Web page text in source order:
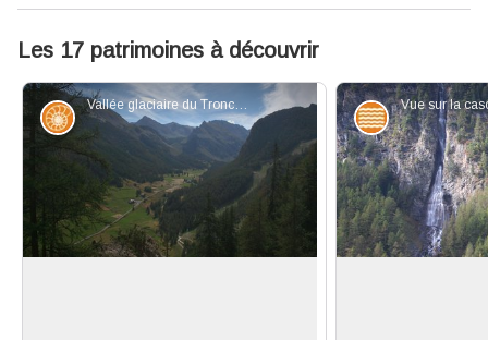
Les 17 patrimoines à découvrir
Vallée glaciaire du Tronchet - Benjamin Musella - PNR Queyras
Géologie Eaux et